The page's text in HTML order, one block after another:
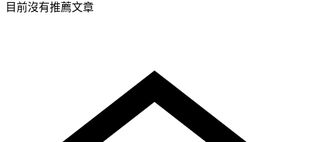
目前沒有推薦文章